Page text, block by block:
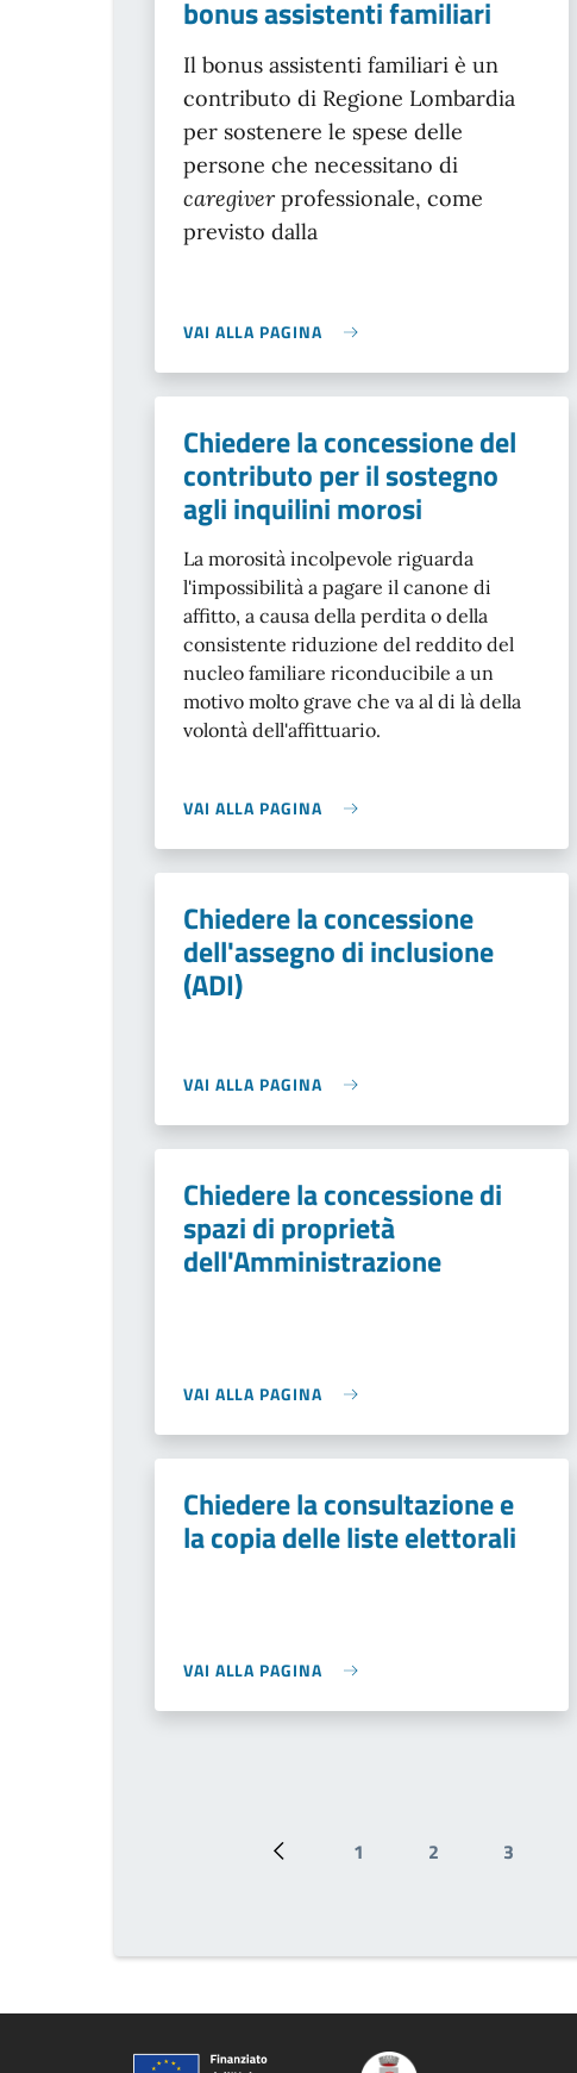
bonus assistenti familiari
Il bonus assistenti familiari è un
contributo di Regione Lombardia
per sostenere le spese delle
persone che necessitano di
caregiverprofessionale, come
previsto dalla
VAI ALLA PAGINA
Chiedere la concessione del
contributo per il sostegno
agli inquilini morosi
La morosità incolpevole riguarda
l'impossibilità a pagare il canone di
affitto, a causa della perdita o della
consistente riduzione del reddito del
nucleo familiare riconducibile a un
motivo molto grave che va al di là della
volontà dell'affittuario.
VAI ALLA PAGINA
Chiedere la concessione
dell'assegno di inclusione
(ADI)
VAI ALLA PAGINA
Chiedere la concessione di
spazi di proprietà
dell'Amministrazione
VAI ALLA PAGINA
Chiedere la consultazione e
la copia delle liste elettorali
VAI ALLA PAGINA
Pagina precedente
Pagina
1
Pagina
2
Pagina
3